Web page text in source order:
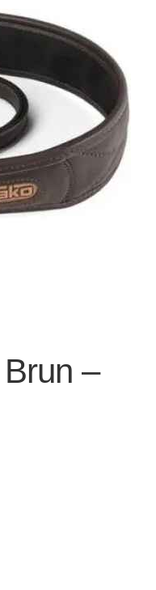
–
2.090,00.